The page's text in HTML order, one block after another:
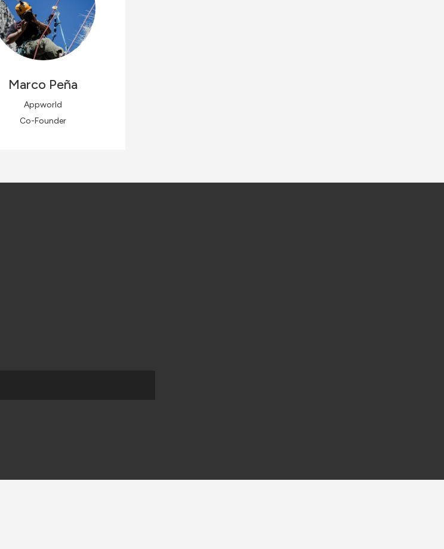
Marco Peña
Appworld
Co-Founder